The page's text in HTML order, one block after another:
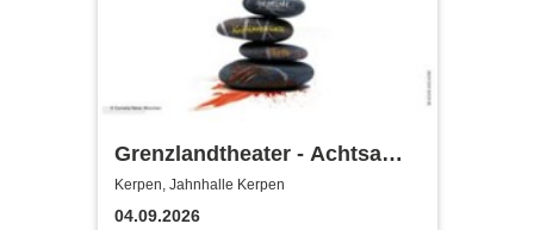
Grenzlandtheater - Achtsam
Morden durch bewusste
Ernährung
Kerpen, Jahnhalle Kerpen
04.09.2026